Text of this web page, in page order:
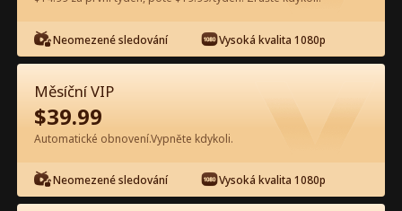
Sledujte zdarma v aplikaci
Neomezené sledování Vysoká kvalita 1080p
Měsíční VIP
$39.99
Automatické obnovení.Vypněte kdykoli.
Neomezené sledování Vysoká kvalita 1080p